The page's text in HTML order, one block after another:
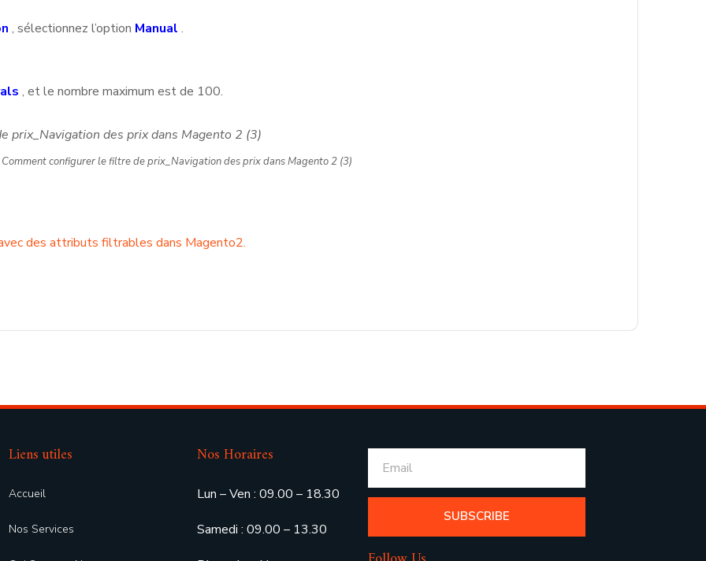
, sélectionnez l’option Manual .
, et le nombre maximum est de 100.
Comment configurer le filtre de prix_Navigation des prix dans Magento 2 (3)
des attributs filtrables dans Magento2.
Liens utiles
Accueil
Nos Services
Nos Horaires
Lun – Ven : 09.00 – 18.30
Samedi : 09.00 – 13.30
SUBSCRIBE